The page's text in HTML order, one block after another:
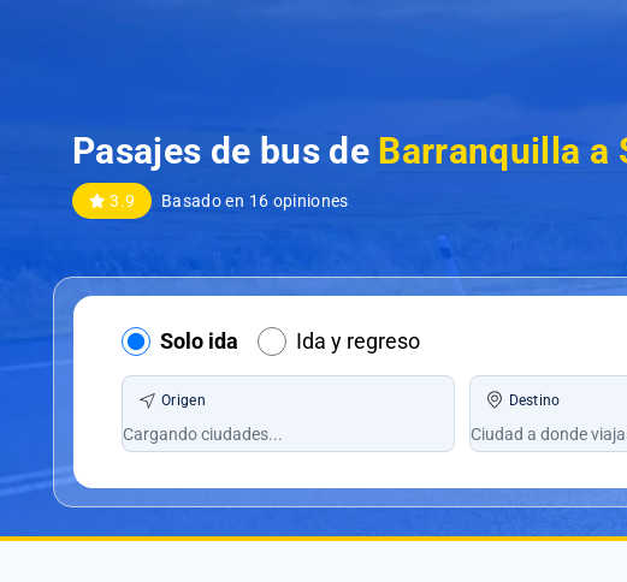
Pasajes de bus de Barranquilla a
3.9 Basado en 16 opiniones
Solo ida Ida y regreso
Origen Destino